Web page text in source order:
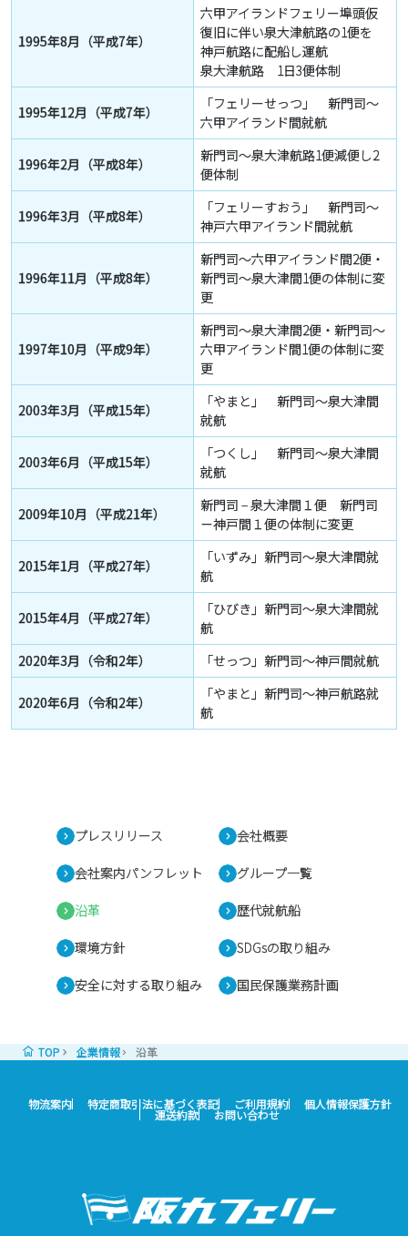
1995年8月（平成7年）
六甲アイランドフェリー埠頭仮
復旧に伴い泉大津航路の1便を
神戸航路に配船し運航
泉大津航路 1日3便体制
1995年12月（平成7年）
「フェリーせっつ」 新門司～
六甲アイランド間就航
1996年2月（平成8年）
新門司～泉大津航路1便減便し2
便体制
1996年3月（平成8年）
「フェリーすおう」 新門司～
神戸六甲アイランド間就航
1996年11月（平成8年）
新門司～六甲アイランド間2便・
新門司～泉大津間1便の体制に変
更
1997年10月（平成9年）
新門司～泉大津間2便・新門司～
六甲アイランド間1便の体制に変
更
2003年3月（平成15年）
「やまと」 新門司～泉大津間
就航
2003年6月（平成15年）
「つくし」 新門司～泉大津間
就航
2009年10月（平成21年）
新門司 – 泉大津間１便 新門司
－神戸間１便の体制に変更
2015年1月（平成27年）
「いずみ」新門司～泉大津間就
航
2015年4月（平成27年）
「ひびき」新門司～泉大津間就
航
2020年3月（令和2年）
「せっつ」新門司～神戸間就航
2020年6月（令和2年）
「やまと」新門司～神戸航路就
航
プレスリリース 会社概要
会社案内パンフレット グループ一覧
沿革 歴代就航船
環境方針 SDGsの取り組み
安全に対する取り組み 国民保護業務計画
TOP 企業情報 沿革
物流案内 特定商取引法に基づく表記 ご利用規約 個人情報保護方針
運送約款 お問い合わせ